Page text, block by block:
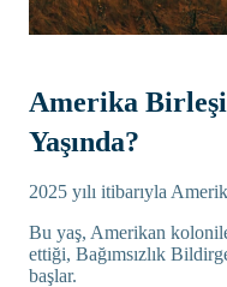
Amerika
Yaşında?
2025 yılı itibarıyla
Bu yaş, Amerikan
ettiği, Bağımsızlık
başlar.